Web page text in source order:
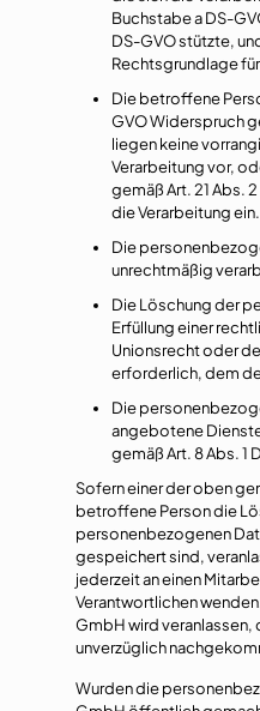
Buchstabe a DS-
DS-GVO stützte,
Rechtsgrundlage
Die betroffene
GVO Widerspruch
liegen keine
Verarbeitung vor,
gemäß Art. 21 Abs.
die Verarbeitung ein.
Die
unrechtmäßig
Die Löschung der
Erfüllung einer
Unionsrecht oder
erforderlich, dem
Die
angebotene
gemäß Art. 8 Abs. 1
Sofern einer der oben
betroffene Person die
personenbezogenen
gespeichert sind,
jederzeit an einen
Verantwortlichen
GmbH wird
unverzüglich
Wurden die